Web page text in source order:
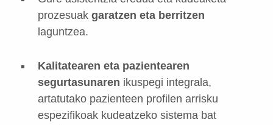
prozesuak garatzen eta berritzen
laguntzea.
Kalitatearen eta pazientearen
segurtasunaren ikuspegi integrala,
artatutako pazienteen profilen arrisku
espezifikoak kudeatzeko sistema bat